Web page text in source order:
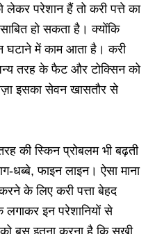
परेशान हैं तो करी पत्ते का
हो सकता है। क्योंकि
घटाने में काम आता है। करी
तरह के फैट और टोक्सिन को
इसका सेवन खासतौर से
की स्किन प्रोबलम भी बढ़ती
धब्बे, फाइन लाइन। ऐसा माना
के लिए करी पत्ता बेहद
इन परेशानियों से